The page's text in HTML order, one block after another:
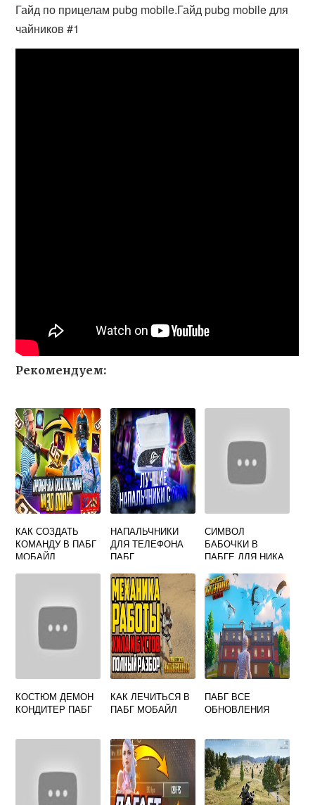
Гайд по прицелам pubg mobile.Гайд pubg mobile для
чайников #1
Рекомендуем:
КАК СОЗДАТЬ
КОМАНДУ В ПАБГ
МОБАЙЛ
НАПАЛЬЧНИКИ
ДЛЯ ТЕЛЕФОНА
ПАБГ
СИМВОЛ
БАБОЧКИ В
ПАБГЕ ДЛЯ НИКА
КОСТЮМ ДЕМОН
КОНДИТЕР ПАБГ
КАК ЛЕЧИТЬСЯ В
ПАБГ МОБАЙЛ
ПАБГ ВСЕ
ОБНОВЛЕНИЯ